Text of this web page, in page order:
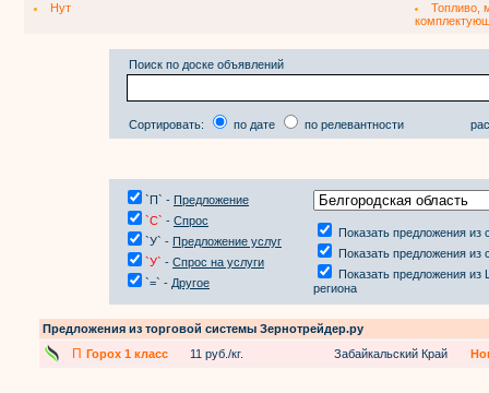
Нут
Топливо,
Поиск по доске объявлений
Сортировать: по дате по релевантности
`П` - Предложение
`С` - Спрос
`У` - Предложение услуг
`У` - Спрос на услуги
`=` - Другое
Показать предложения из
Показать предложения из
Показать предложения из
региона
Предложения из торговой системы Зернотрейдер.ру
П Горох 1 класс 11 руб./кг. Забайкальский Край